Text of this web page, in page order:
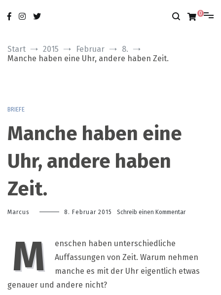
Inhalt
springen
modobonum
nur das Gute 0
Start 2015 Februar
8.
Manche haben eine Uhr, andere haben Zeit.
BRIEFE
Manche haben eine
Uhr, andere haben
Zeit.
Marcus 8. Februar 2015 Schreib einen Kommentarzu
andere
haben
M
enschen haben unterschiedliche
Auffassungen von Zeit. Warum nehmen
manche es mit der Uhr eigentlich etwas
genauer und andere nicht?